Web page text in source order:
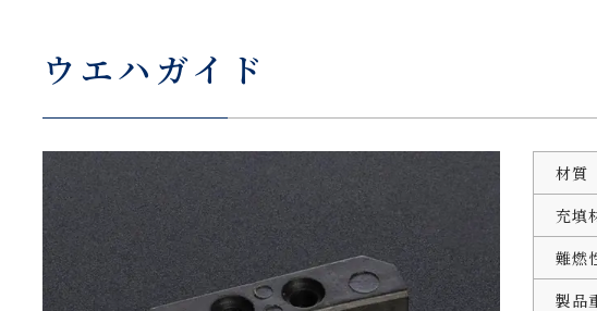
ウエハガイド
材質
充填
難燃
製品